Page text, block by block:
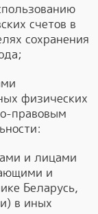
счетов в
сохранения
физических
правовым
и лицами
и
Беларусь,
в иных